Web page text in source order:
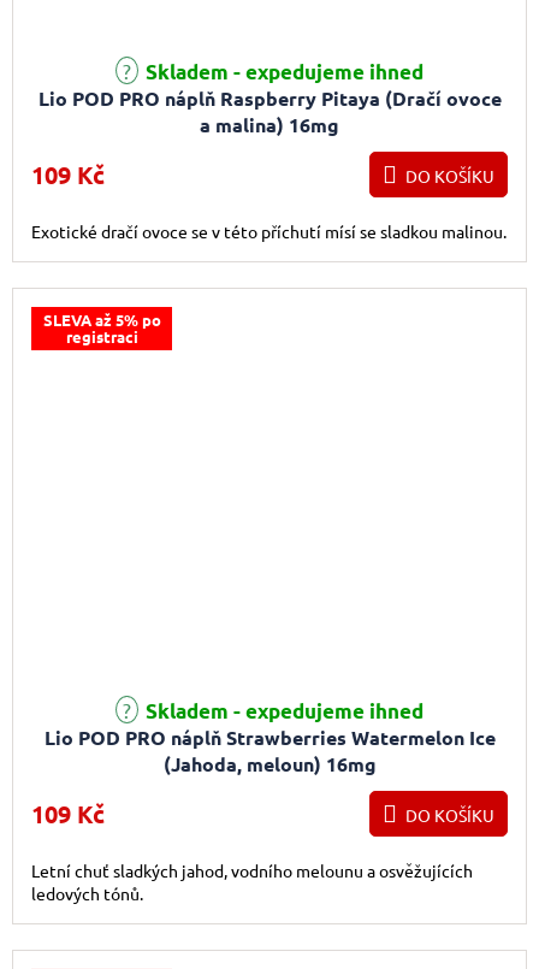
Lio POD PRO náplň Raspberry Pitaya (Dračí ovoce
a malina) 16mg
Skladem - expedujeme ihned
109 Kč DO KOŠÍKU
Exotické dračí ovoce se v této příchutí mísí se sladkou malinou.
SLEVA až 5% po
registraci
Lio POD PRO náplň Strawberries Watermelon Ice
(Jahoda, meloun) 16mg
Skladem - expedujeme ihned
109 Kč DO KOŠÍKU
Letní chuť sladkých jahod, vodního melounu a osvěžujících
ledových tónů.